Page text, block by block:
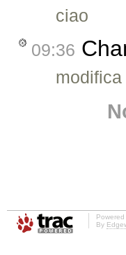
ciao
09:36
modifica
Powered
By